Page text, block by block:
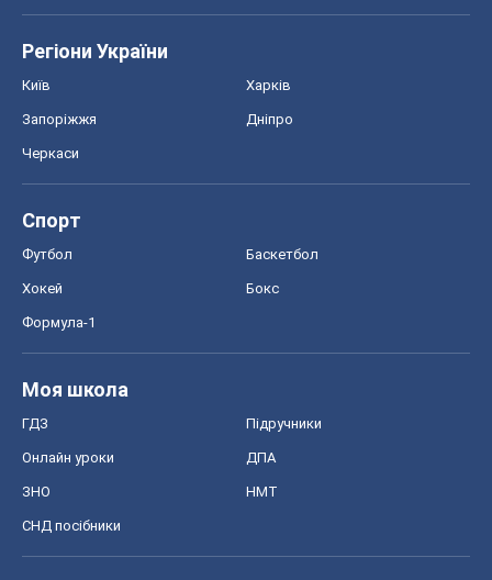
Регіони України
Київ Харків
Запоріжжя Дніпро
Черкаси
Спорт
Футбол Баскетбол
Хокей Бокс
Формула-1
Моя школа
ГДЗ Підручники
Онлайн уроки ДПА
ЗНО НМТ
СНД посібники